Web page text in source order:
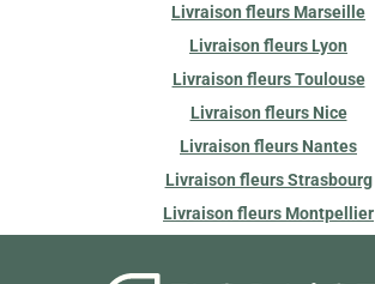
Livraison fleurs Marseille
Livraison fleurs Lyon
Livraison fleurs Toulouse
Livraison fleurs Nice
Livraison fleurs Nantes
Livraison fleurs Strasbourg
Livraison fleurs Montpellier